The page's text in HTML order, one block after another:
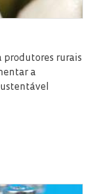
rurais
a